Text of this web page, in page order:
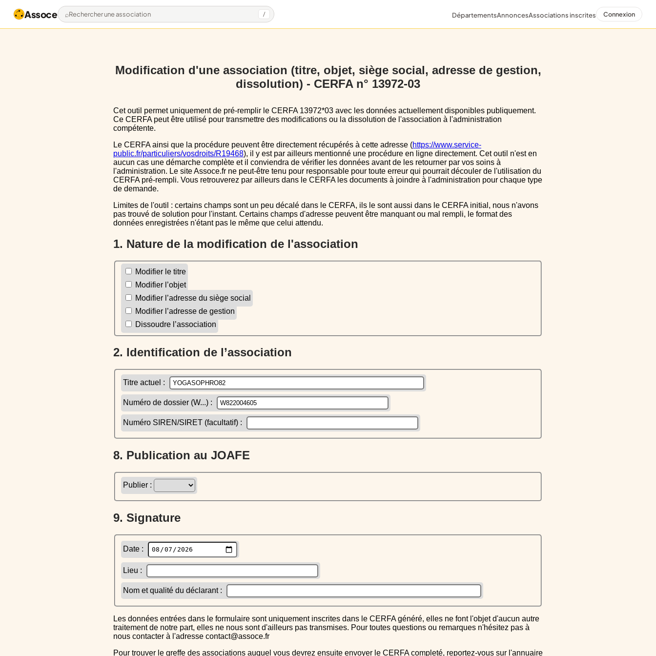
Assoce Rechercher une association / DépartementsAnnoncesAssociations inscrites Connexion
Modification d'une association (titre, objet, siège social, adresse de gestion,
dissolution) - CERFA n° 13972-03
Cet outil permet uniquement de pré-remplir le CERFA 13972*03 avec les données actuellement disponibles publiquement.
Ce CERFA peut être utilisé pour transmettre des modifications ou la dissolution de l'association à l'administration
compétente.
Le CERFA ainsi que la procédure peuvent être directement récupérés à cette adresse (https://www.service-
public.fr/particuliers/vosdroits/R19468), il y est par ailleurs mentionné une procédure en ligne directement. Cet outil n'est en
aucun cas une démarche complète et il conviendra de vérifier les données avant de les retourner par vos soins à
l'administration. Le site Assoce.fr ne peut-être tenu pour responsable pour toute erreur qui pourrait découler de l'utilisation du
CERFA pré-rempli. Vous retrouverez par ailleurs dans le CERFA les documents à joindre à l'administration pour chaque type
de demande.
Limites de l'outil : certains champs sont un peu décalé dans le CERFA, ils le sont aussi dans le CERFA initial, nous n'avons
pas trouvé de solution pour l'instant. Certains champs d'adresse peuvent être manquant ou mal rempli, le format des
données enregistrées n'étant pas le même que celui attendu.
1. Nature de la modification de l'association
Modifier le titre
Modifier l’objet
Modifier l’adresse du siège social
Modifier l’adresse de gestion
Dissoudre l’association
2. Identification de l’association
Titre actuel :
Numéro de dossier (W...) :
Numéro SIREN/SIRET (facultatif) :
8. Publication au JOAFE
Publier :
9. Signature
Date :
Lieu :
Nom et qualité du déclarant :
Les données entrées dans le formulaire sont uniquement inscrites dans le CERFA généré, elles ne font l'objet d'aucun autre
traitement de notre part, elles ne nous sont d'ailleurs pas transmises. Pour toutes questions ou remarques n'hésitez pas à
nous contacter à l'adresse contact@assoce.fr
Pour trouver le greffe des associations auquel vous devrez ensuite envoyer le CERFA completé, reportez-vous sur l'annuaire